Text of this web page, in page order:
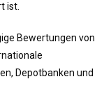
ist.
Bewertungen von
Depotbanken und